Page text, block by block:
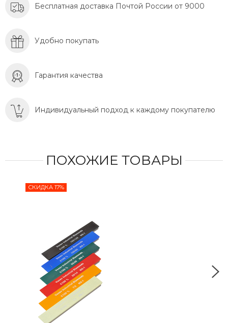
Бесплатная доставка Почтой России от 9000
Удобно покупать
Гарантия качества
Индивидуальный подход к каждому покупателю
ПОХОЖИЕ ТОВАРЫ
СКИДКА 17%